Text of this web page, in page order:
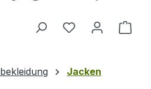
Du hast 0
Jacken